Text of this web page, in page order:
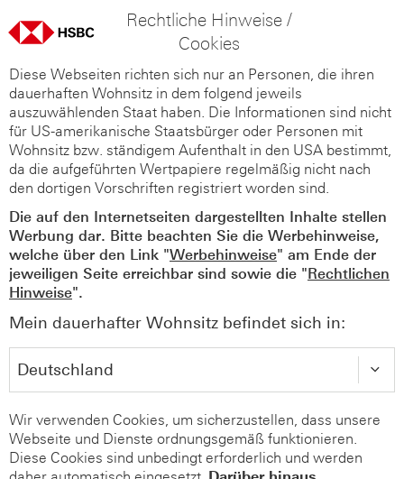
Rechtliche Hinweise /
Cookies
Diese Webseiten richten sich nur an Personen, die ihren
dauerhaften Wohnsitz in dem folgend jeweils
auszuwählenden Staat haben. Die Informationen sind nicht
für US-amerikanische Staatsbürger oder Personen mit
Wohnsitz bzw. ständigem Aufenthalt in den USA bestimmt,
da die aufgeführten Wertpapiere regelmäßig nicht nach
den dortigen Vorschriften registriert worden sind.
Die auf den Internetseiten dargestellten Inhalte stellen
Werbung dar. Bitte beachten Sie die Werbehinweise,
welche über den Link "Werbehinweise" am Ende der
jeweiligen Seite erreichbar sind sowie die "Rechtlichen
Hinweise".
Mein dauerhafter Wohnsitz befindet sich in:
Wir verwenden Cookies, um sicherzustellen, dass unsere
Webseite und Dienste ordnungsgemäß funktionieren.
Diese Cookies sind unbedingt erforderlich und werden